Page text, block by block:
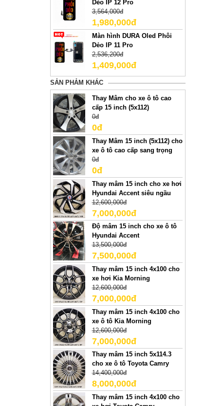
Dẻo IP 12 Pro
3,564,000đ
1,980,000đ
Màn hình DURA Oled Phôi
Dẻo IP 11 Pro
2,536,200đ
1,409,000đ
SẢN PHẢM KHÁC
Thay Mâm cho xe ô tô cao
cấp 15 inch (5x112)
0đ
0đ
Thay Mâm 15 inch (5x112) cho
xe ô tô cao cấp sang trọng
0đ
0đ
Thay mâm 15 inch cho xe hơi
Hyundai Accent siêu ngầu
12,600,000đ
7,000,000đ
Độ mâm 15 inch cho xe ô tô
Hyundai Accent
13,500,000đ
7,500,000đ
Thay mâm 15 inch 4x100 cho
xe hơi Kia Morning
12,600,000đ
7,000,000đ
Thay mâm 15 inch 4x100 cho
xe ô tô Kia Morning
12,600,000đ
7,000,000đ
Thay mâm 15 inch 5x114.3
cho xe ô tô Toyota Camry
14,400,000đ
8,000,000đ
Thay mâm 15 inch 4x100 cho